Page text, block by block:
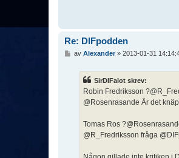
Re: DIFpodden
av Alexander» 2013-01-31
SirDIFalot skrev:
Robin Fredriksson
@Rosenrasande Är det
Tomas Ros
@R_Fredriksson fråga